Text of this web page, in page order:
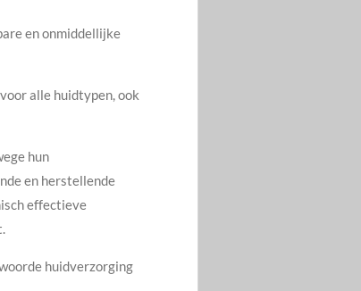
en onmiddellijke
alle huidtypen, ook
hun
en herstellende
effectieve
huidverzorging